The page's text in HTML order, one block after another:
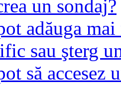
un sondaj?
adăuga
sau şterg
să accesez